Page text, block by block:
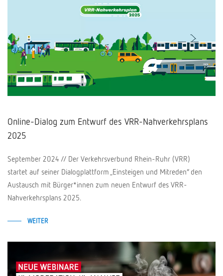
Online-Dialog zum Entwurf des VRR-Nahverkehrsplans
2025
September 2024 // Der Verkehrsverbund Rhein-Ruhr (VRR)
startet auf seiner Dialogplattform „Einsteigen und Mitreden“ den
Austausch mit Bürger*innen zum neuen Entwurf des VRR-
Nahverkehrsplans 2025.
WEITER